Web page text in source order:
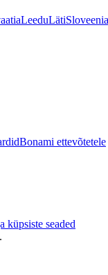
LeeduLätiSloveenia
Bonami ettevõtetele
küpsiste seaded